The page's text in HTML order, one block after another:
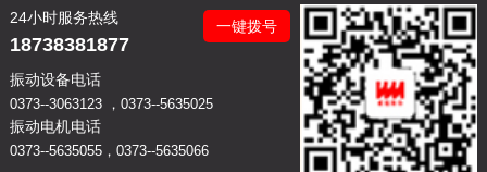
24小时服务热线
18738381877
一键拨号
振动设备电话
0373--3063123 ，0373--5635025
振动电机电话
0373--5635055，0373--5635066